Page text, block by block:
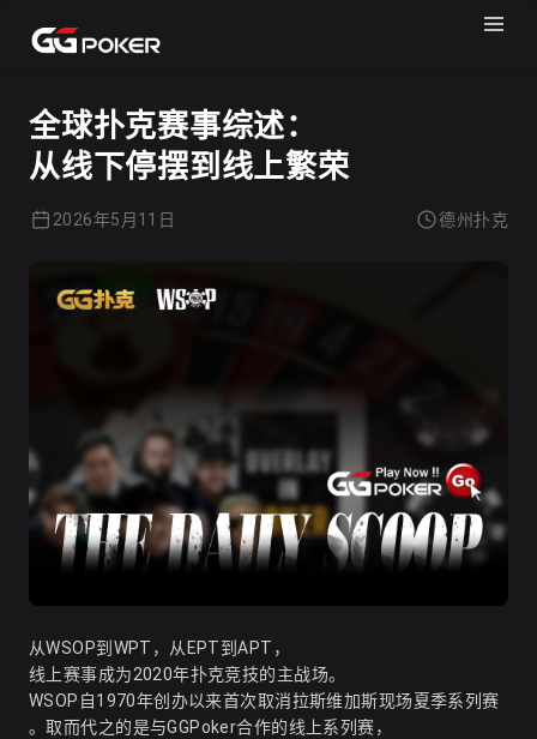
全球扑克赛事综述：
从线下停摆到线上繁荣
2026年5月11日 德州扑克
从WSOP到WPT，从EPT到APT，
线上赛事成为2020年扑克竞技的主战场。
WSOP自1970年创办以来首次取消拉斯维加斯现场夏季系列赛
。取而代之的是与GGPoker合作的线上系列赛，